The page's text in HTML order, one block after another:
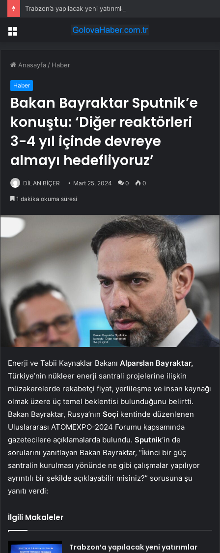
Trabzon’a yapılacak yeni yatırımlar imza altına alındı
Menü
Anasayfa / Haber
Haber
Bakan Bayraktar Sputnik’e
konuştu: ‘Diğer reaktörleri
3-4 yıl içinde devreye
almayı hedefliyoruz’
DİLAN BİÇER Mart 25, 2024 0 0
1 dakika okuma süresi
Enerji ve Tabii Kaynaklar Bakanı Alparslan Bayraktar,
Türkiye’nin nükleer enerji santrali projelerine ilişkin
müzakerelerde rekabetçi fiyat, yerlileşme ve insan kaynağı
olmak üzere üç temel beklentisi bulunduğunu belirtti.
Bakan Bayraktar, Rusya’nın Soçi kentinde düzenlenen
Uluslararası ATOMEXPO-2024 Forumu kapsamında
gazetecilere açıklamalarda bulundu. Sputnik‘in de
sorularını yanıtlayan Bakan Bayraktar, “İkinci bir güç
santralin kurulması yönünde ne gibi çalışmalar yapılıyor
ayrıntılı bir şekilde açıklayabilir misiniz?” sorusuna şu
yanıtı verdi:
İlgili Makaleler
Trabzon’a yapılacak yeni yatırımlar